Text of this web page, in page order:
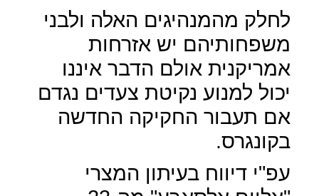
לחלק מהמנהיגים האלה ולבני
משפחותיהם יש אזרחות
אמריקנית אולם הדבר איננו
יכול למנוע נקיטת צעדים נגדם
אם תעבור החקיקה החדשה
בקונגרס.
עפ"י דיווח בעיתון המצרי